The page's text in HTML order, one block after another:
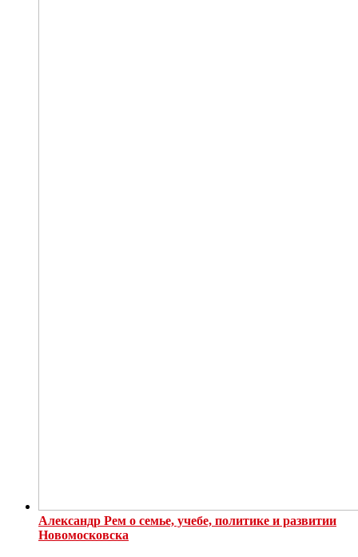
Александр Рем о семье, учебе, политике и развитии
Новомосковска